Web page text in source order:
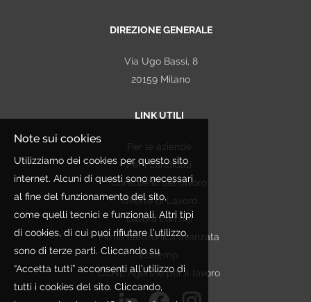
DIREZIONE GENERALE
Via Ugo Bassi, 8
20159 Milano
LINK UTILI
Per le aziende
Per i candidati
Consulenti del lavoro
Offerte di Lavoro
Lavora con noi
Firma elettronica avanzata
Ebitemp
CCNL Agenzie per il lavoro
Note sui cookies
Utilizziamo dei cookies per questo sito
internet. Alcuni di questi sono necessari
al fine del funzionamento del sito,
come quelli tecnici e funzionali. Altri tipi
di cookies, di cui puoi rifiutare l’utilizzo,
sono di terze parti. Cliccando su
“Accetta tutti” acconsenti all’utilizzo di
tutti i cookies del sito. Cliccando,